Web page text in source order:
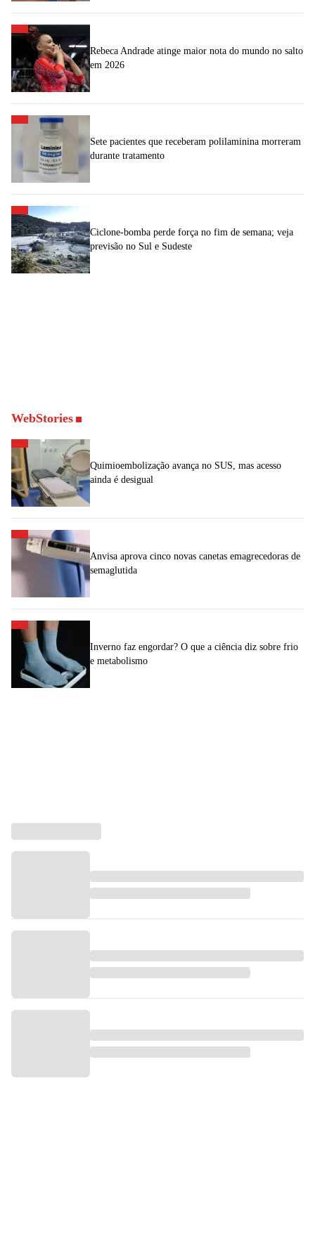
Rebeca Andrade atinge maior nota do mundo no salto
em 2026
Sete pacientes que receberam polilaminina morreram
durante tratamento
Ciclone-bomba perde força no fim de semana; veja
previsão no Sul e Sudeste
WebStories
Quimioembolização avança no SUS, mas acesso
ainda é desigual
Anvisa aprova cinco novas canetas emagrecedoras de
semaglutida
Inverno faz engordar? O que a ciência diz sobre frio
e metabolismo